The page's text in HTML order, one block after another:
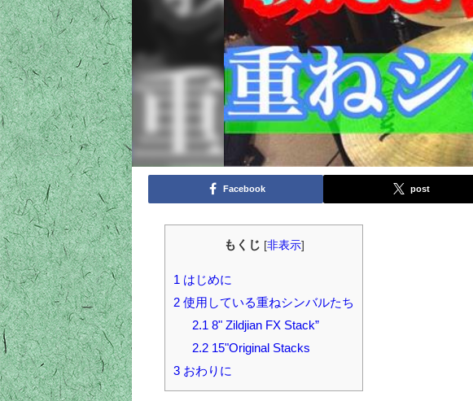
Facebook post
もくじ [非表示]
1 はじめに
2 使用している重ねシンバルたち
2.1 8" Zildjian FX Stack”
2.2 15"Original Stacks
3 おわりに